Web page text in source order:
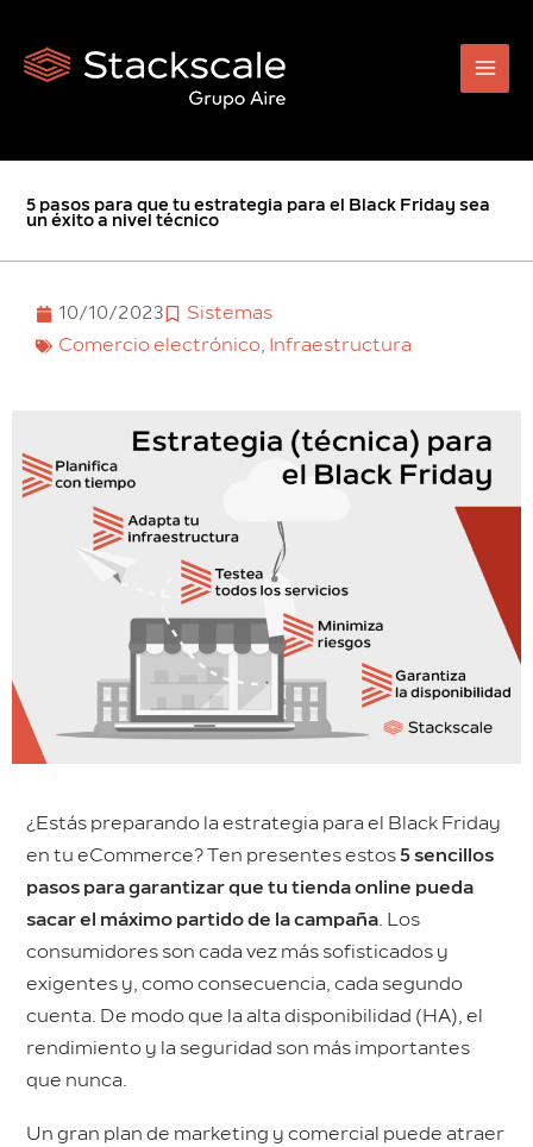
contenido
5 pasos para que tu estrategia para el Black Friday sea
un éxito a nivel técnico
10/10/2023
Sistemas
Comercio electrónico, Infraestructura
¿Estás preparando la estrategia para el Black Friday
en tu eCommerce? Ten presentes estos5 sencillos
pasos para garantizar que tu tienda online pueda
sacar el máximo partido de la campaña. Los
consumidores son cada vez más sofisticados y
exigentes y, como consecuencia, cada segundo
cuenta. De modo que la alta disponibilidad (HA), el
rendimiento y la seguridad son más importantes
que nunca.
Un gran plan de marketing y comercial puede atraer